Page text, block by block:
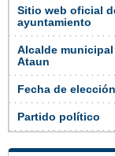
Sitio web oficial
ayuntamiento
Alcalde municipal
Ataun
Fecha de elección
Partido político